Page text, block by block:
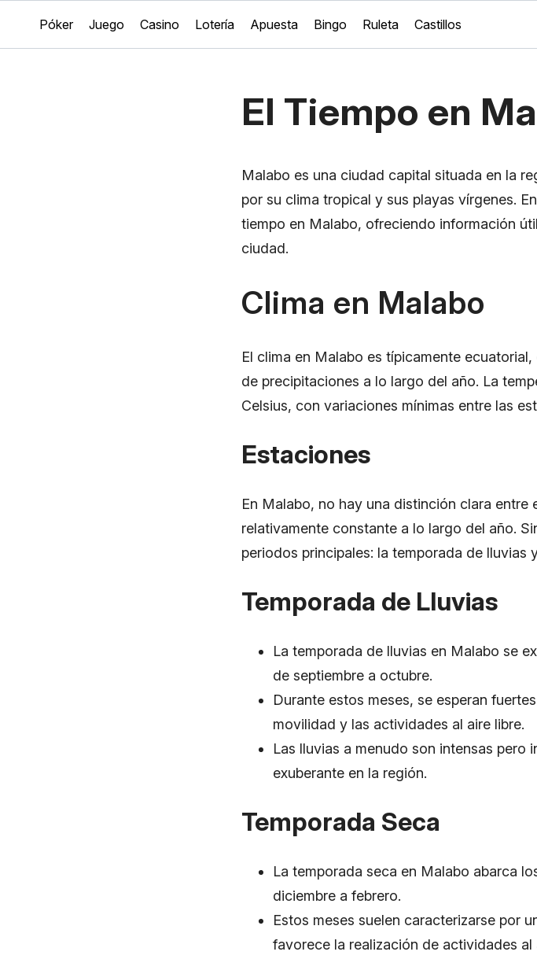
Póker Juego Casino Lotería Apuesta Bingo Ruleta Castillos
El Tiempo en
Malabo es una ciudad capital situada en la
por su clima tropical y sus playas vírgenes.
tiempo en Malabo, ofreciendo información
ciudad.
Clima en Malabo
El clima en Malabo es típicamente
de precipitaciones a lo largo del año. La
Celsius, con variaciones mínimas entre las
Estaciones
En Malabo, no hay una distinción clara
relativamente constante a lo largo del año.
periodos principales: la temporada de lluvias
Temporada de Lluvias
La temporada de lluvias en Malabo se
de septiembre a octubre.
Durante estos meses, se esperan
movilidad y las actividades al aire libre.
Las lluvias a menudo son intensas pero
exuberante en la región.
Temporada Seca
La temporada seca en Malabo abarca
diciembre a febrero.
Estos meses suelen caracterizarse por
favorece la realización de actividades